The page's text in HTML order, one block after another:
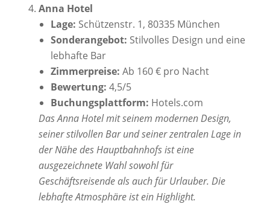
Anna Hotel
Lage: Schützenstr. 1, 80335 München
Sonderangebot: Stilvolles Design und eine
lebhafte Bar
Zimmerpreise: Ab 160 € pro Nacht
Bewertung: 4,5/5
Buchungsplattform: Hotels.com
Das Anna Hotel mit seinem modernen Design,
seiner stilvollen Bar und seiner zentralen Lage in
der Nähe des Hauptbahnhofs ist eine
ausgezeichnete Wahl sowohl für
Geschäftsreisende als auch für Urlauber. Die
lebhafte Atmosphäre ist ein Highlight.